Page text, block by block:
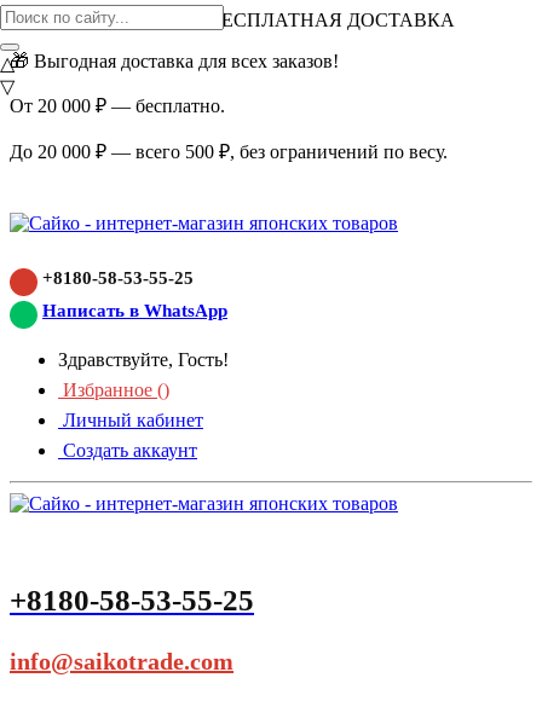
ВНИМАНИЕ АКЦИЯ!
БЕСПЛАТНАЯ ДОСТАВКА
🎁 Выгодная доставка для всех заказов!
От 20 000 ₽ — бесплатно.
До 20 000 ₽ — всего 500 ₽, без ограничений по весу.
+8180-58-53-55-25
Написать в WhatsApp
Здравствуйте, Гость!
Избранное ()
Личный кабинет
Создать аккаунт
+8180-58-53-55-25
info@saikotrade.com
△
▽